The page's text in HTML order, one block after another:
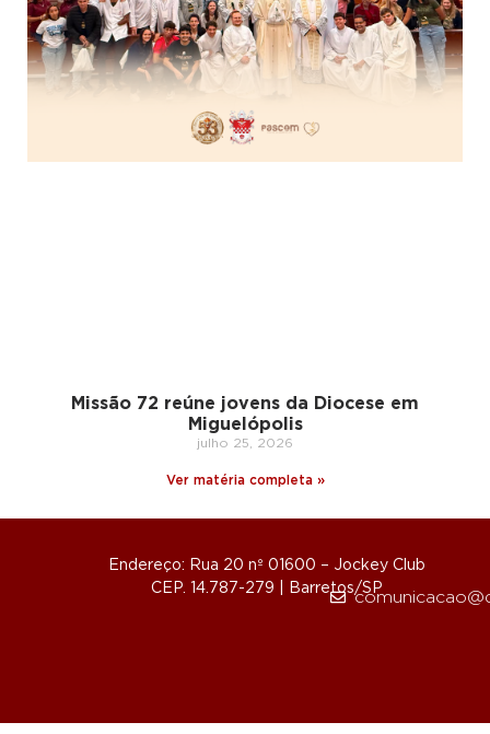
Missão 72 reúne jovens da Diocese em
Miguelópolis
julho 25, 2026
Ver matéria completa »
Endereço: Rua 20 nº 01600 – Jockey Club
CEP. 14.787-279 | Barretos/SP